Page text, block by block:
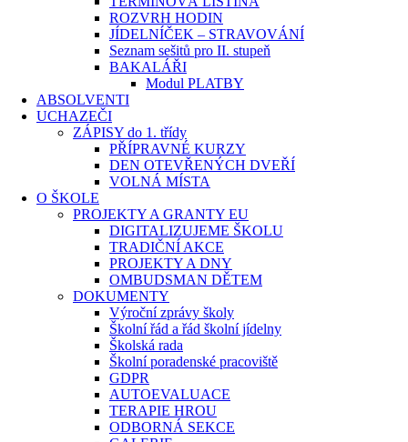
ROZVRH HODIN
JÍDELNÍČEK – STRAVOVÁNÍ
Seznam sešitů pro II. stupeň
BAKALÁŘI
Modul PLATBY
ABSOLVENTI
UCHAZEČI
ZÁPISY do 1. třídy
PŘÍPRAVNÉ KURZY
DEN OTEVŘENÝCH DVEŘÍ
VOLNÁ MÍSTA
O ŠKOLE
PROJEKTY A GRANTY EU
DIGITALIZUJEME ŠKOLU
TRADIČNÍ AKCE
PROJEKTY A DNY
OMBUDSMAN DĚTEM
DOKUMENTY
Výroční zprávy školy
Školní řád a řád školní jídelny
Školská rada
Školní poradenské pracoviště
GDPR
AUTOEVALUACE
TERAPIE HROU
ODBORNÁ SEKCE